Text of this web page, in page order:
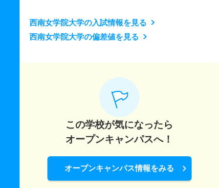
西南女学院大学の入試情報を見る
西南女学院大学の偏差値を見る
この学校が気になったら
オープンキャンパスへ！
オープンキャンパス情報をみる